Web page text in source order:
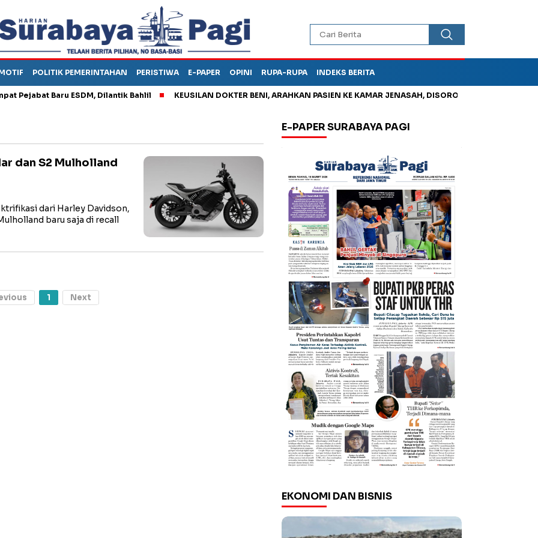
POLITIK PEMERINTAHAN PERISTIWA E-PAPER OPINI RUPA-RUPA INDEKS BERITA
Baru ESDM, Dilantik Bahlil KEUSILAN DOKTER BENI, ARAHKAN PASIEN KE KAMAR JENASAH, DISOROT
dan S2 Mulholland
dari Harley Davidson,
baru saja di recall
1 Next
E-PAPER SURABAYA PAGI
EKONOMI DAN BISNIS